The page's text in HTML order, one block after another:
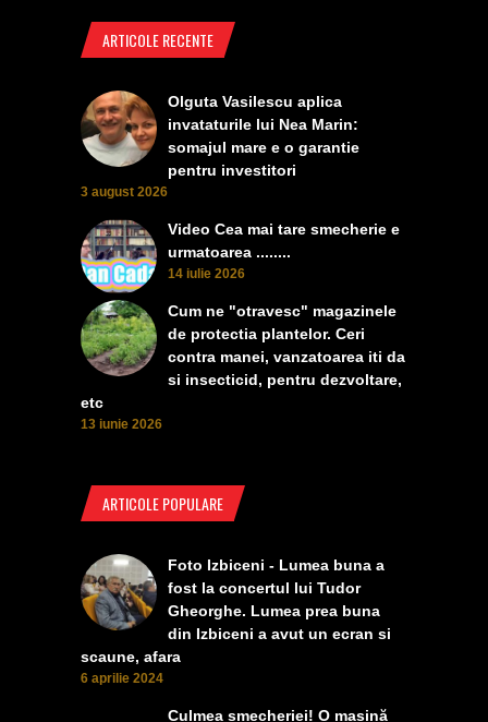
ARTICOLE RECENTE
Olguta Vasilescu aplica
invataturile lui Nea Marin:
somajul mare e o garantie
pentru investitori
3 august 2026
Video Cea mai tare smecherie e
urmatoarea ........
14 iulie 2026
Cum ne "otravesc" magazinele
de protectia plantelor. Ceri
contra manei, vanzatoarea iti da
si insecticid, pentru dezvoltare,
etc
13 iunie 2026
ARTICOLE POPULARE
Foto Izbiceni - Lumea buna a
fost la concertul lui Tudor
Gheorghe. Lumea prea buna
din Izbiceni a avut un ecran si
scaune, afara
6 aprilie 2024
Culmea smecheriei! O mașină